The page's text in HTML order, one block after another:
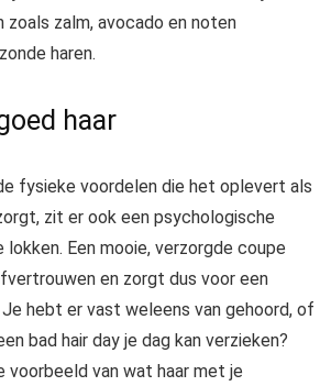
zalm, avocado en noten
haren.
haar
fysieke voordelen die het oplevert als
zit er ook een psychologische
Een mooie, verzorgde coupe
en zorgt dus voor een
hebt er vast weleens van gehoord, of
bad hair day je dag kan verzieken?
van wat haar met je